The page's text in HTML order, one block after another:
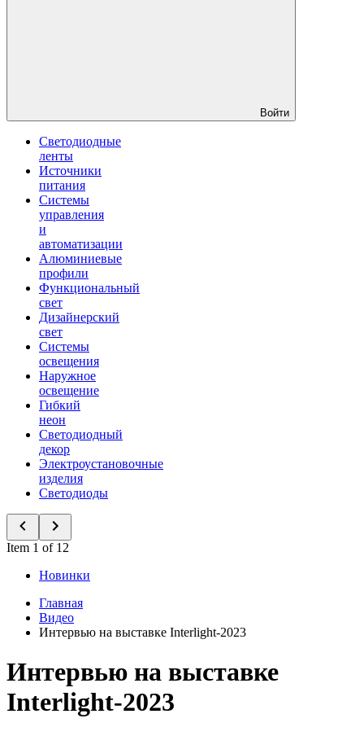
Войти
Светодиодные
ленты
Источники
питания
Системы
управления
и
автоматизации
Алюминиевые
профили
Функциональный
свет
Дизайнерский
свет
Системы
освещения
Наружное
освещение
Гибкий
неон
Светодиодный
декор
Электроустановочные
изделия
Светодиоды
Item 1 of 12
Новинки
Главная
Видео
Интервью на выставке Interlight-2023
Интервью на выставке
Interlight-2023